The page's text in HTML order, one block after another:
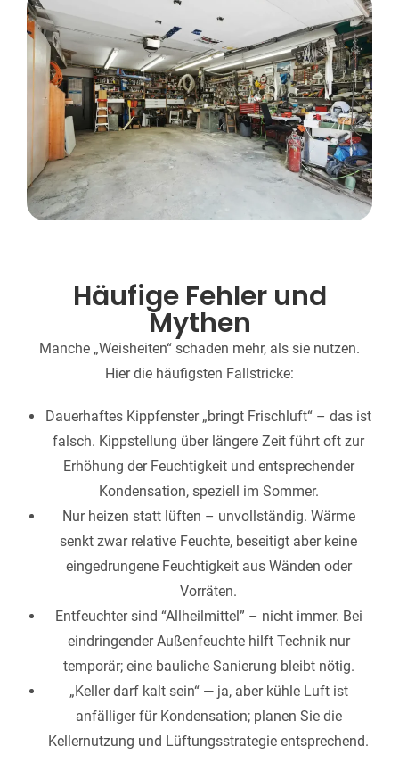
Häufige Fehler und
Mythen
Manche „Weisheiten“ schaden mehr, als sie nutzen.
Hier die häufigsten Fallstricke:
Dauerhaftes Kippfenster „bringt Frischluft“ – das ist
falsch. Kippstellung über längere Zeit führt oft zur
Erhöhung der Feuchtigkeit und entsprechender
Kondensation, speziell im Sommer.
Nur heizen statt lüften – unvollständig. Wärme
senkt zwar relative Feuchte, beseitigt aber keine
eingedrungene Feuchtigkeit aus Wänden oder
Vorräten.
Entfeuchter sind “Allheilmittel” – nicht immer. Bei
eindringender Außenfeuchte hilft Technik nur
temporär; eine bauliche Sanierung bleibt nötig.
„Keller darf kalt sein“ — ja, aber kühle Luft ist
anfälliger für Kondensation; planen Sie die
Kellernutzung und Lüftungsstrategie entsprechend.